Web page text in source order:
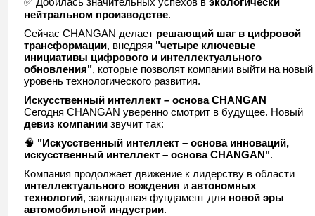
нейтральном производстве.
Сейчас CHANGAN делает решающий шаг в цифровой
трансформации, внедряя "четыре ключевые
инициативы цифрового и интеллектуального
обновления", которые позволят компании выйти на новый
уровень технологического развития.
Искусственный интеллект – основа CHANGAN
Сегодня CHANGAN уверенно смотрит в будущее. Новый
девиз компании звучит так:
🧠 "Искусственный интеллект – основа инноваций,
искусственный интеллект – основа CHANGAN".
Компания продолжает движение к лидерству в области
интеллектуального вождения и автономных
технологий, закладывая фундамент для новой эры
автомобильной индустрии.